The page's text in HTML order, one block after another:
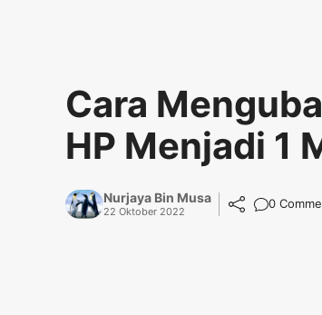
Cara
HP Menjadi 1
Nurjaya Bin Musa
22 Oktober 2022
0